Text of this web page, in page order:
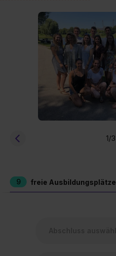
1/3
9 freie Ausbildungsplätze